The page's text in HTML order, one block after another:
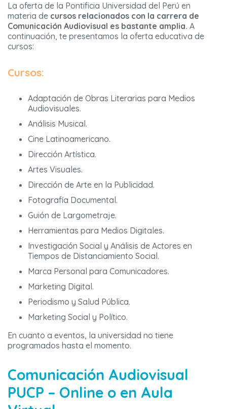
La oferta de la Pontificia Universidad del Perú en
materia de cursos relacionados con la carrera de
Comunicación Audiovisual es bastante amplia. A
continuación, te presentamos la oferta educativa de
cursos:
Cursos:
Adaptación de Obras Literarias para Medios
Audiovisuales.
Análisis Musical.
Cine Latinoamericano.
Dirección Artística.
Artes Visuales.
Dirección de Arte en la Publicidad.
Fotografía Documental.
Guión de Largometraje.
Herramientas para Medios Digitales.
Investigación Social y Análisis de Actores en
Tiempos de Distanciamiento Social.
Marca Personal para Comunicadores.
Marketing Digital.
Periodismo y Salud Pública.
Marketing Social y Político.
En cuanto a eventos, la universidad no tiene
programados hasta el momento.
Comunicación Audiovisual
PUCP – Online o en Aula